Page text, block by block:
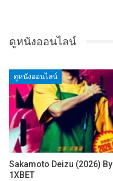
ดูหนังออนไลน์
ดูหนังออนไลน์
Sakamoto Deizu (2026) By
1XBET